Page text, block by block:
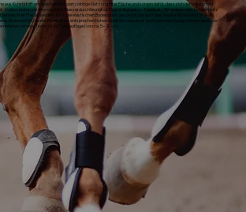
aus Kunststoff ermöglichen eine ganzjährige Nutzung Ihrer Fläche und sorgen dafür, dass sich der Untergrund
Zudem bieten sie eine optimale Wasserdurchlässigkeit.Egal ob Reitplatz – Paddock – Roundpen oder Longierplatz
Ihrer Pferde werden durch die elastischen Bodengitter geschont und auch das Mauke-Risiko sinkt! Ihre
Bodengefühl.Unsere Bodengitter entsprechen hohen Qualitätsstandards und haben eine lange Lebensdauer.Je
wir eine Tretschicht (Sandauflage) von ca. 5 – 10 cm.